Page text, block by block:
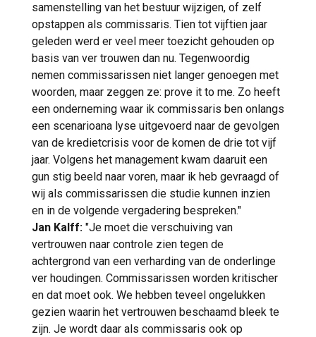
samenstelling van het bestuur wijzigen, of zelf
opstappen als commissaris. Tien tot vijftien jaar
geleden werd er veel meer toezicht gehouden op
basis van ver trouwen dan nu. Tegenwoordig
nemen commissarissen niet langer genoegen met
woorden, maar zeggen ze: prove it to me. Zo heeft
een onderneming waar ik commissaris ben onlangs
een scenarioana lyse uitgevoerd naar de gevolgen
van de kredietcrisis voor de komen de drie tot vijf
jaar. Volgens het management kwam daaruit een
gun stig beeld naar voren, maar ik heb gevraagd of
wij als commissarissen die studie kunnen inzien
en in de volgende vergadering bespreken."
Jan Kalff: "Je moet die verschuiving van
vertrouwen naar controle zien tegen de
achtergrond van een verharding van de onderlinge
ver houdingen. Commissarissen worden kritischer
en dat moet ook. We hebben teveel ongelukken
gezien waarin het vertrouwen beschaamd bleek te
zijn. Je wordt daar als commissaris ook op